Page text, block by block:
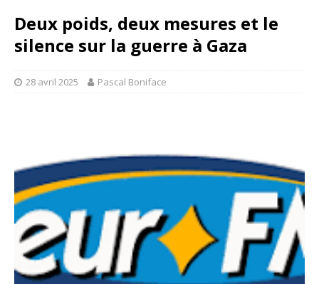
Deux poids, deux mesures et le
silence sur la guerre à Gaza
28 avril 2025 Pascal Boniface